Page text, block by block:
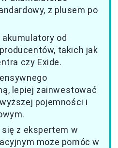
z plusem po
od
takich jak
czy Exide.
lepiej zainwestować
pojemności i
z ekspertem w
może pomóc w